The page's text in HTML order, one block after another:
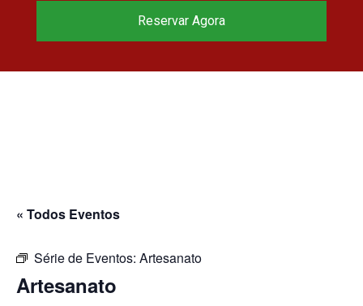
« Todos Eventos
Série de Eventos: Artesanato
Artesanato
Reserve agora, com
Reservar Agora